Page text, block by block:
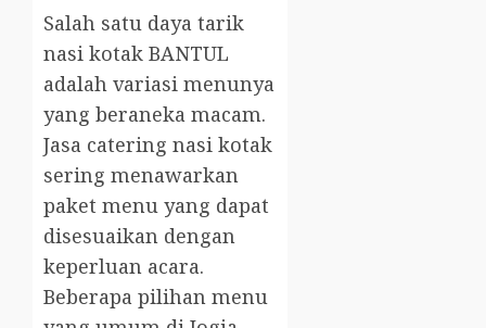
Salah satu daya tarik
nasi kotak BANTUL
adalah variasi menunya
yang beraneka macam.
Jasa catering nasi kotak
sering menawarkan
paket menu yang dapat
disesuaikan dengan
keperluan acara.
Beberapa pilihan menu